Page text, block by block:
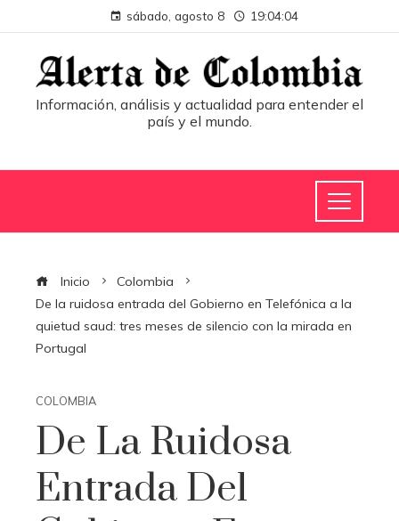
sábado, agosto 8 19:04:04
Información, análisis y actualidad para entender el
país y el mundo.
Inicio
Colombia
De la ruidosa entrada del Gobierno en Telefónica a la
quietud saud: tres meses de silencio con la mirada en
Portugal
COLOMBIA
De La Ruidosa
Entrada Del